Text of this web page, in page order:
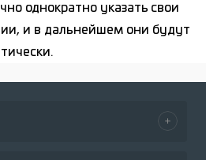
однократно указать свои
и в дальнейшем они будут